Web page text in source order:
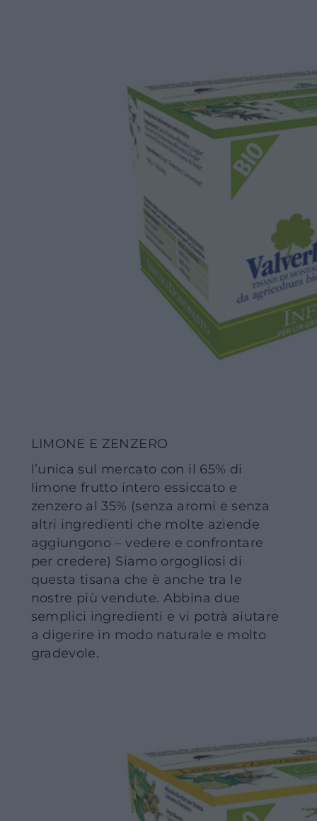
LIMONE E ZENZERO
l’unica sul mercato con il 65% di
limone frutto intero essiccato e
zenzero al 35% (senza aromi e senza
altri ingredienti che molte aziende
aggiungono – vedere e confrontare
per credere) Siamo orgogliosi di
questa tisana che è anche tra le
nostre più vendute. Abbina due
semplici ingredienti e vi potrà aiutare
a digerire in modo naturale e molto
gradevole.